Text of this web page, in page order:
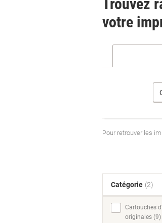
Trouvez
votre
Pour retrouver les
Catégorie (2)
Cartouches
originales (9)